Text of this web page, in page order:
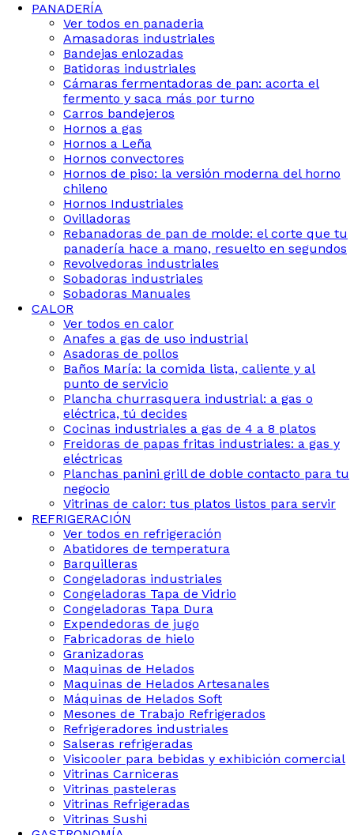
PANADERÍA
Ver todos en panaderia
Amasadoras industriales
Bandejas enlozadas
Batidoras industriales
Cámaras fermentadoras de pan: acorta el
fermento y saca más por turno
Carros bandejeros
Hornos a gas
Hornos a Leña
Hornos convectores
Hornos de piso: la versión moderna del horno
chileno
Hornos Industriales
Ovilladoras
Rebanadoras de pan de molde: el corte que tu
panadería hace a mano, resuelto en segundos
Revolvedoras industriales
Sobadoras industriales
Sobadoras Manuales
CALOR
Ver todos en calor
Anafes a gas de uso industrial
Asadoras de pollos
Baños María: la comida lista, caliente y al
punto de servicio
Plancha churrasquera industrial: a gas o
eléctrica, tú decides
Cocinas industriales a gas de 4 a 8 platos
Freidoras de papas fritas industriales: a gas y
eléctricas
Planchas panini grill de doble contacto para tu
negocio
Vitrinas de calor: tus platos listos para servir
REFRIGERACIÓN
Ver todos en refrigeración
Abatidores de temperatura
Barquilleras
Congeladoras industriales
Congeladoras Tapa de Vidrio
Congeladoras Tapa Dura
Expendedoras de jugo
Fabricadoras de hielo
Granizadoras
Maquinas de Helados
Maquinas de Helados Artesanales
Máquinas de Helados Soft
Mesones de Trabajo Refrigerados
Refrigeradores industriales
Salseras refrigeradas
Visicooler para bebidas y exhibición comercial
Vitrinas Carniceras
Vitrinas pasteleras
Vitrinas Refrigeradas
Vitrinas Sushi